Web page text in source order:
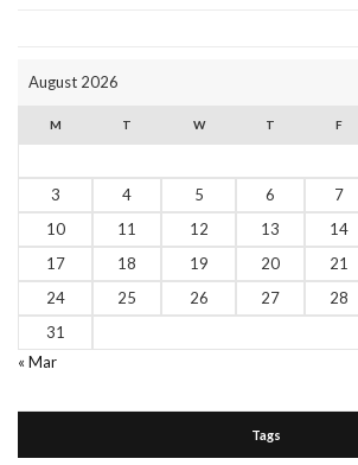
August 2026
M T W T F
3
4 5 6 7
10
11 12 13 14
17
18 19 20 21
24
25 26 27 28
31
« Mar
Tags